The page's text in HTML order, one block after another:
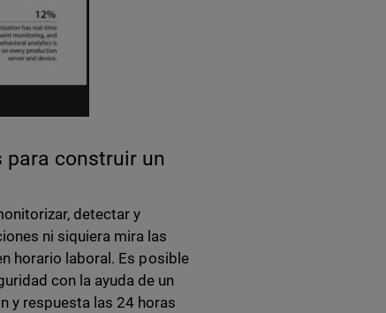
para construir un
detectar y
ni siquiera mira las
horario laboral. Es posible
con la ayuda de un
y respuesta las 24 horas